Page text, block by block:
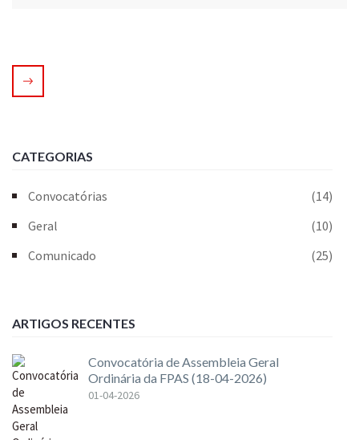
CATEGORIAS
Convocatórias
(14)
Geral
(10)
Comunicado
(25)
ARTIGOS RECENTES
Convocatória de Assembleia Geral
Ordinária da FPAS (18-04-2026)
01-04-2026